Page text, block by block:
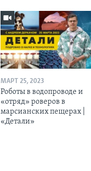
МАРТ 25, 2023
Роботы в водопроводе и
«отряд» роверов в
марсианских пещерах |
«Детали»